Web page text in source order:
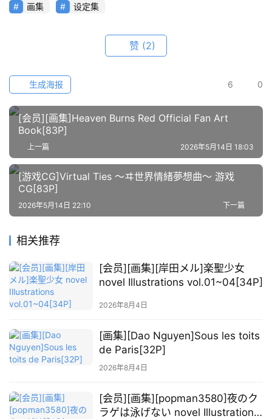
例
萌
库
于
本
站
画集 设定集
赞 (2)
6 0
生成海报
[会员][画集]Heaven Burns Red Official Fan Art
Book[83P]
上一篇 2026年5月14日 18:03
[游戏CG]Virtual Ties ～ヰ世界情緒夢想曲～ 游戏
CG[83P]
下一篇
2026年5月14日 22:10
相关推荐
[会员][画集][岸田メル]楽聖少女
novel Illustrations vol.01~04[34P]
2026年8月4日
[画集][Dao Nguyen]Sous les toits
de Paris[32P]
2026年8月4日
[会员][画集][popman3580]夜のク
ラゲは泳げない novel Illustrations